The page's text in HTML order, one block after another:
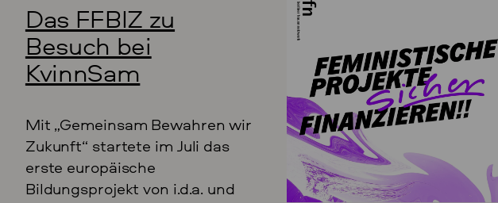
Das FFBIZ zu
Besuch bei
KvinnSam
Mit „Gemeinsam Bewahren wir
Zukunft“ startete im Juli das
erste europäische
Bildungsprojekt von i.d.a. und